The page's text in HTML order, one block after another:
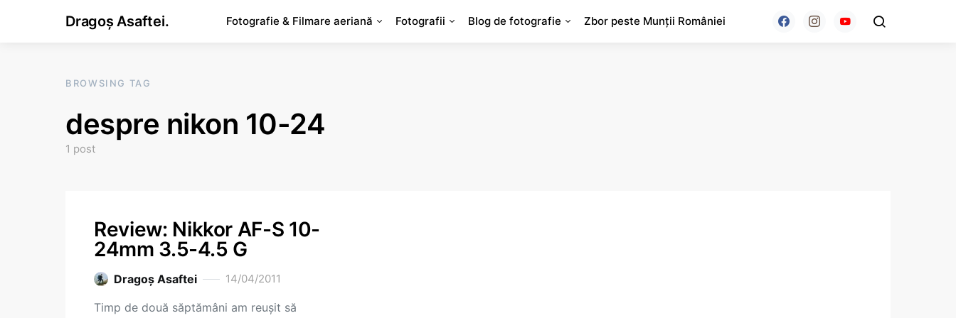
Dragoș Asaftei. Fotografie & Filmare aeriană Fotografii Blog de fotografie Zbor peste Munții României
BROWSING TAG
despre nikon 10-24
1 post
Review: Nikkor AF-S 10-
24mm 3.5-4.5 G
Dragoş Asaftei 14/04/2011
Timp de două săptămâni am reușit să